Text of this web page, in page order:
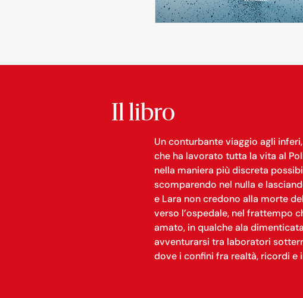
Il libro
Un conturbante viaggio agli
che ha lavorato tutta la vita al
nella maniera più discreta
scomparendo nel nulla e
e Lara non credono alla morte
verso l’ospedale, nel frattempo
amato, in qualche ala
avventurarsi tra laboratori
dove i confini fra realtà, ricordi e